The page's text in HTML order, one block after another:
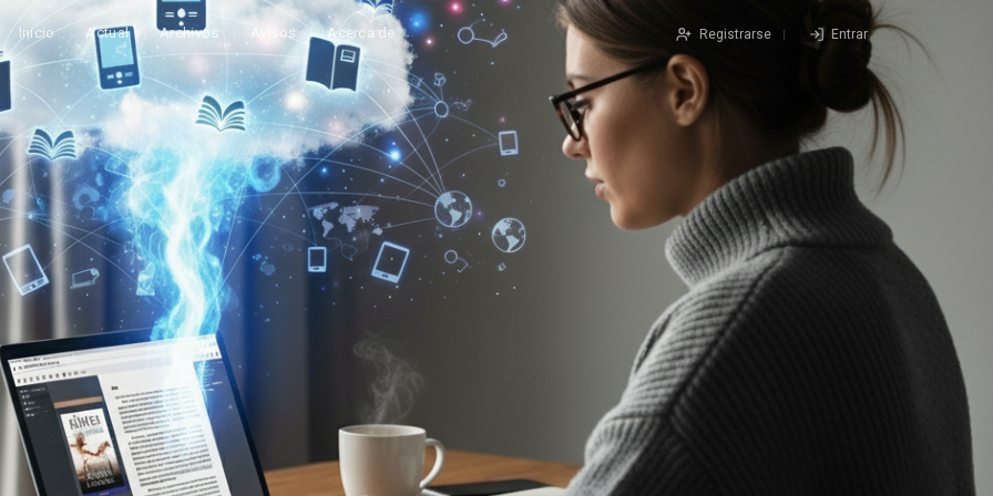
Inicio Actual Archivos Avisos Acerca de Registrarse Entrar